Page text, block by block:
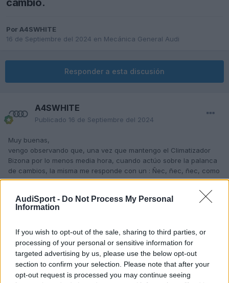
AudiSport - Do Not Process My Personal
Information
If you wish to opt-out of the sale, sharing to third parties, or
processing of your personal or sensitive information for
targeted advertising by us, please use the below opt-out
section to confirm your selection. Please note that after your
opt-out request is processed you may continue seeing
cambio.
PorA4SWHITE
16 de Septiembre del 2024 en Mecánica General Audi
Responder a esta discusión
A4SWHITE
Publicado 16 de Septiembre del 2024
Muy buenas,
vengo observando que, una vez que mantengo el Climatizador
Bizona por lo menos media hora, cuando actúo sobre la palanca
de cambios, la misma me responde con un : Ñec, ñec, ñec, como
si existiera alguna friccion con algo, y es bastante molesto...Si el
A alguien mas le pasa esto?, he desmontado el guarnecido y
todo está Ok. Por si suena la flauta, le he puesto aceite de
a reproducir,...
En fin, agradezco sugerencias que tengan mas fundamento.
Salu2.